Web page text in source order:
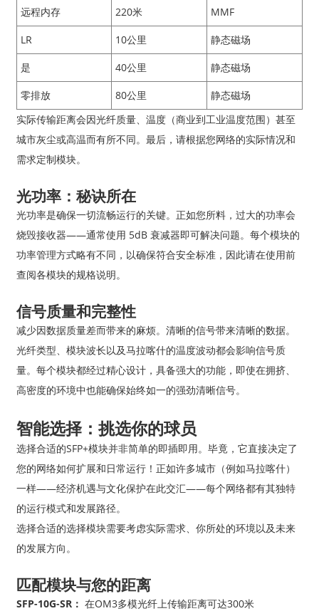
远程内存 220米 MMF
LR 10公里 静态磁场
是 40公里 静态磁场
零排放 80公里
静态磁场
实际传输距离会因光纤质量、温度（商业到工业温度范围）甚至
城市灰尘或高温而有所不同。最后，请根据您网络的实际情况和
需求定制模块。
光功率：秘诀所在
光功率是确保一切流畅运行的关键。正如您所料，过大的功率会
烧毁接收器——通常使用 5dB 衰减器即可解决问题。每个模块的
功率管理方式略有不同，以确保符合安全标准，因此请在使用前
查阅各模块的规格说明。
信号质量和完整性
减少因数据质量差而带来的麻烦。清晰的信号带来清晰的数据。
光纤类型、模块波长以及马拉喀什的温度波动都会影响信号质
量。每个模块都经过精心设计，具备强大的功能，即使在拥挤、
高密度的环境中也能确保始终如一的强劲清晰信号。
智能选择：挑选你的球员
选择合适的SFP+模块并非简单的即插即用。毕竟，它直接决定了
您的网络如何扩展和日常运行！正如许多城市（例如马拉喀什）
一样——经济机遇与文化保护在此交汇——每个网络都有其独特
的运行模式和发展路径。
选择合适的选择模块需要考虑实际需求、你所处的环境以及未来
的发展方向。
匹配模块与您的距离
SFP-10G-SR： 在OM3多模光纤上传输距离可达300米